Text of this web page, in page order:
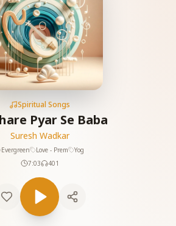
Spiritual Songs
Pyar Se Baba
Suresh Wadkar
Evergreen Love - Prem
Yog
7:03
401